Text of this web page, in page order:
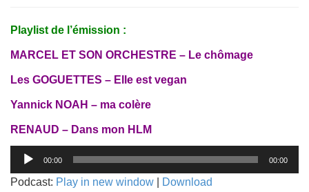
Playlist de l’émission :
MARCEL ET SON ORCHESTRE – Le chômage
Les GOGUETTES – Elle est vegan
Yannick NOAH – ma colère
RENAUD – Dans mon HLM
Lecteur
audio
00:00 00:00
Podcast: Play in new window Download